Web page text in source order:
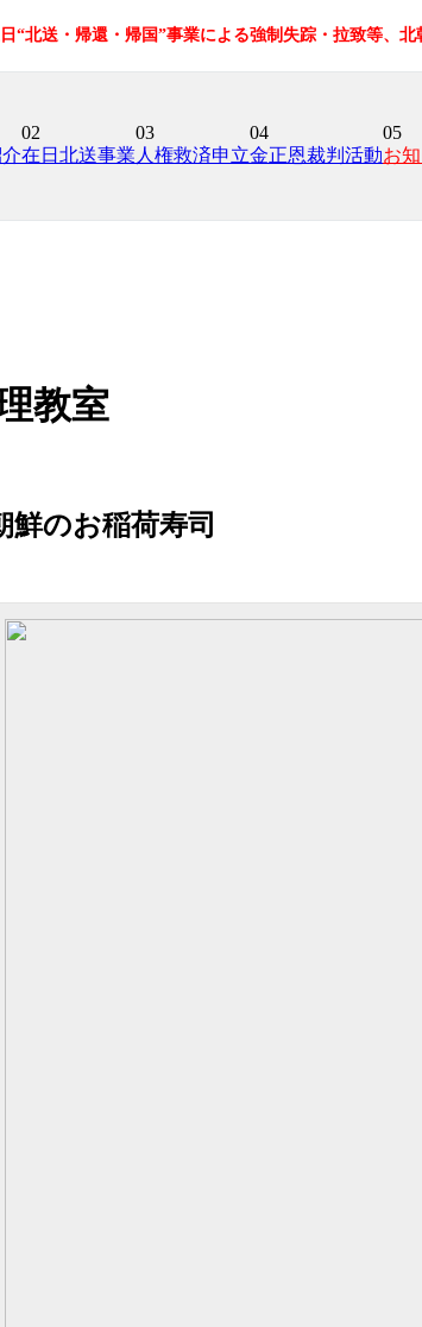
“北送・帰還・帰国”事業による強制失踪・拉致等、
02
在日北送事業
03
人権救済申立
04
金正恩裁判活動
05
お
教室
鮮のお稲荷寿司